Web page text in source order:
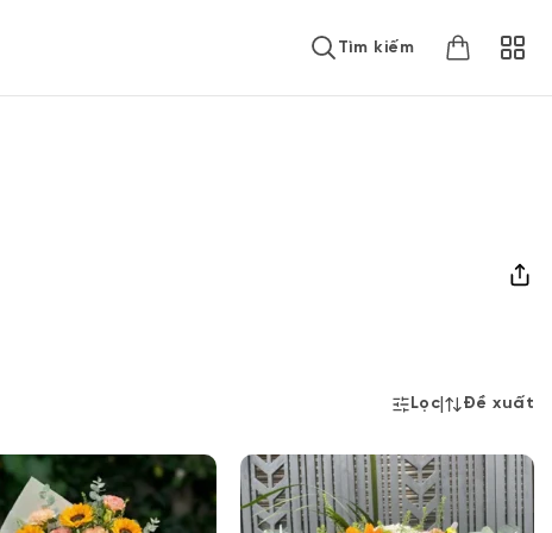
Tìm kiếm
Lọc Đề xuất